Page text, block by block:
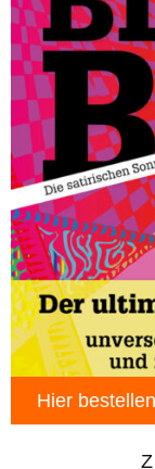
Hier bestellen